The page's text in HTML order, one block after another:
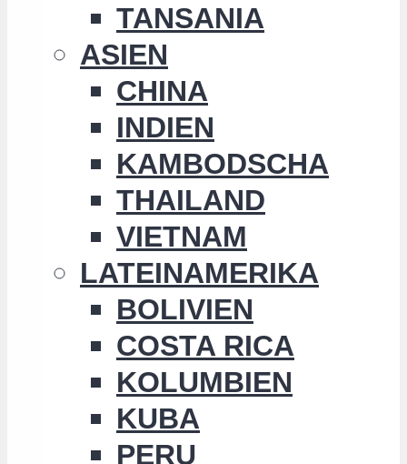
TANSANIA
ASIEN
CHINA
INDIEN
KAMBODSCHA
THAILAND
VIETNAM
LATEINAMERIKA
BOLIVIEN
COSTA RICA
KOLUMBIEN
KUBA
PERU